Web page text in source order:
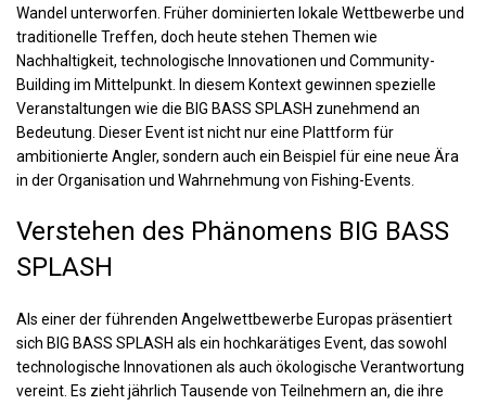
Wandel unterworfen. Früher dominierten lokale Wettbewerbe und
traditionelle Treffen, doch heute stehen Themen wie
Nachhaltigkeit, technologische Innovationen und Community-
Building im Mittelpunkt. In diesem Kontext gewinnen spezielle
Veranstaltungen wie die BIG BASS SPLASH zunehmend an
Bedeutung. Dieser Event ist nicht nur eine Plattform für
ambitionierte Angler, sondern auch ein Beispiel für eine neue Ära
in der Organisation und Wahrnehmung von Fishing-Events.
Verstehen des Phänomens BIG BASS
SPLASH
Als einer der führenden Angelwettbewerbe Europas präsentiert
sich BIG BASS SPLASH als ein hochkarätiges Event, das sowohl
technologische Innovationen als auch ökologische Verantwortung
vereint. Es zieht jährlich Tausende von Teilnehmern an, die ihre